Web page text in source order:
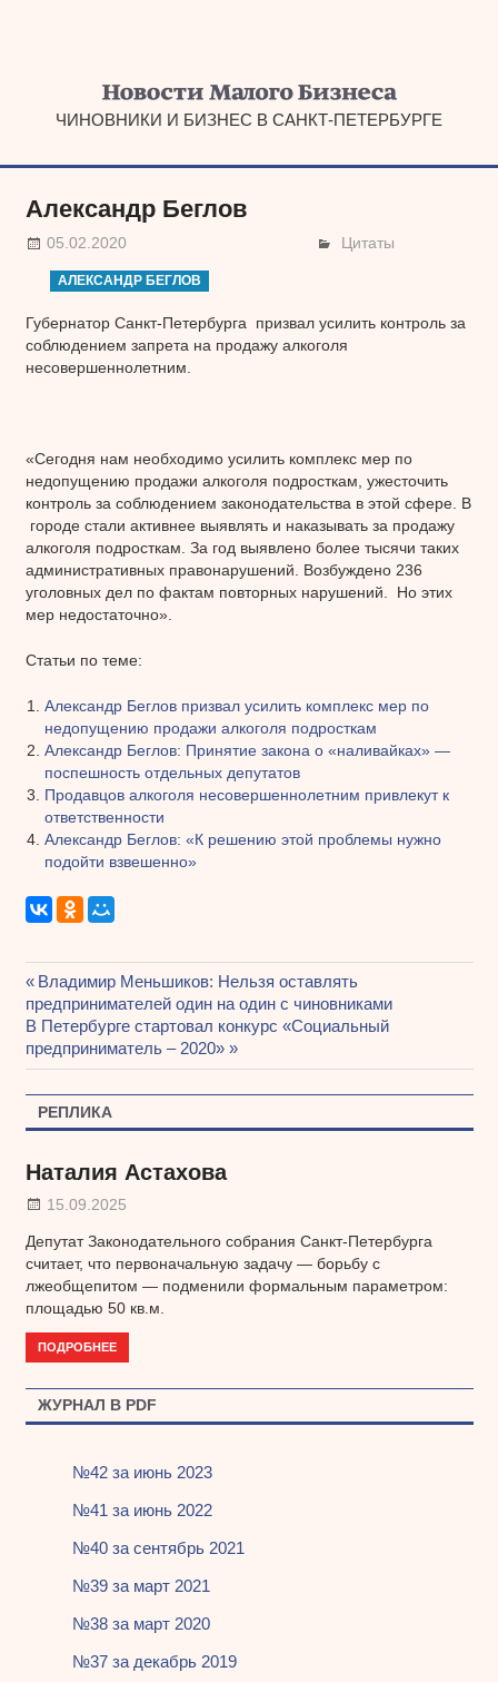
ЧИНОВНИКИ И БИЗНЕС В САНКТ-ПЕТЕРБУРГЕ
Александр Беглов
05.02.2020 Цитаты
АЛЕКСАНДР БЕГЛОВ
Губернатор Санкт-Петербурга призвал усилить контроль за
соблюдением запрета на продажу алкоголя
несовершеннолетним.
«Сегодня нам необходимо усилить комплекс мер по
недопущению продажи алкоголя подросткам, ужесточить
контроль за соблюдением законодательства в этой сфере. В
городе стали активнее выявлять и наказывать за продажу
алкоголя подросткам. За год выявлено более тысячи таких
административных правонарушений. Возбуждено 236
уголовных дел по фактам повторных нарушений. Но этих
мер недостаточно».
Статьи по теме:
Александр Беглов призвал усилить комплекс мер по
недопущению продажи алкоголя подросткам
Александр Беглов: Принятие закона о «наливайках» —
поспешность отдельных депутатов
Продавцов алкоголя несовершеннолетним привлекут к
ответственности
Александр Беглов: «К решению этой проблемы нужно
подойти взвешенно»
Навигация
по
записям
Предыдущая
запись:
Владимир Меньшиков: Нельзя оставлять
предпринимателей один на один с чиновниками
Следующая
запись:
В Петербурге стартовал конкурс «Социальный
предприниматель – 2020»
РЕПЛИКА
Наталия Астахова
15.09.2025
Депутат Законодательного собрания Санкт-Петербурга
считает, что первоначальную задачу — борьбу с
лжеобщепитом — подменили формальным параметром:
площадью 50 кв.м.
ПОДРОБНЕЕ
ЖУРНАЛ В PDF
№42 за июнь 2023
№41 за июнь 2022
№40 за сентябрь 2021
№39 за март 2021
№38 за март 2020
№37 за декабрь 2019